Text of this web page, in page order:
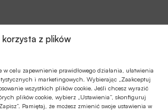
korzysta z plików
celu zapewnienie prawidłowego działania, ułatwienia
i marketingowych. Wybierając „Zaakceptuj
wszystkich plików cookie. Jeśli chcesz wyrazić
plików cookie, wybierz „Ustawienia”, skonfiguruj
Pamiętaj, że możesz zmienić swoje ustawienia w
FINANSOWA
dzieci zapamiętują wiedzę
łatwiej i szybciej